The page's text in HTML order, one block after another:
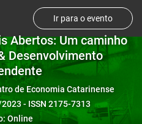
Ir para o evento
Abertos: Um caminho
Desenvolvimento
de Economia Catarinense
- ISSN 2175-7313
Online